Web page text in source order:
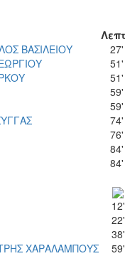
ΒΑΣΙΛΕΙΟΥ
27'
51'
51'
59'
59'
74'
76'
84'
84'
12'
22'
38'
ΧΑΡΑΛΑΜΠΟΥΣ
59'